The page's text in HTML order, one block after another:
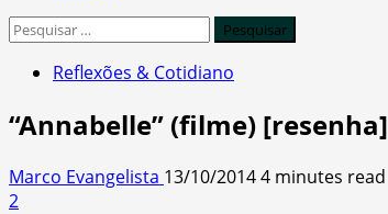
Pesquisar
Reflexões & Cotidiano
“Annabelle” (filme) [resenha]
Marco Evangelista 13/10/20144 minutes read
2